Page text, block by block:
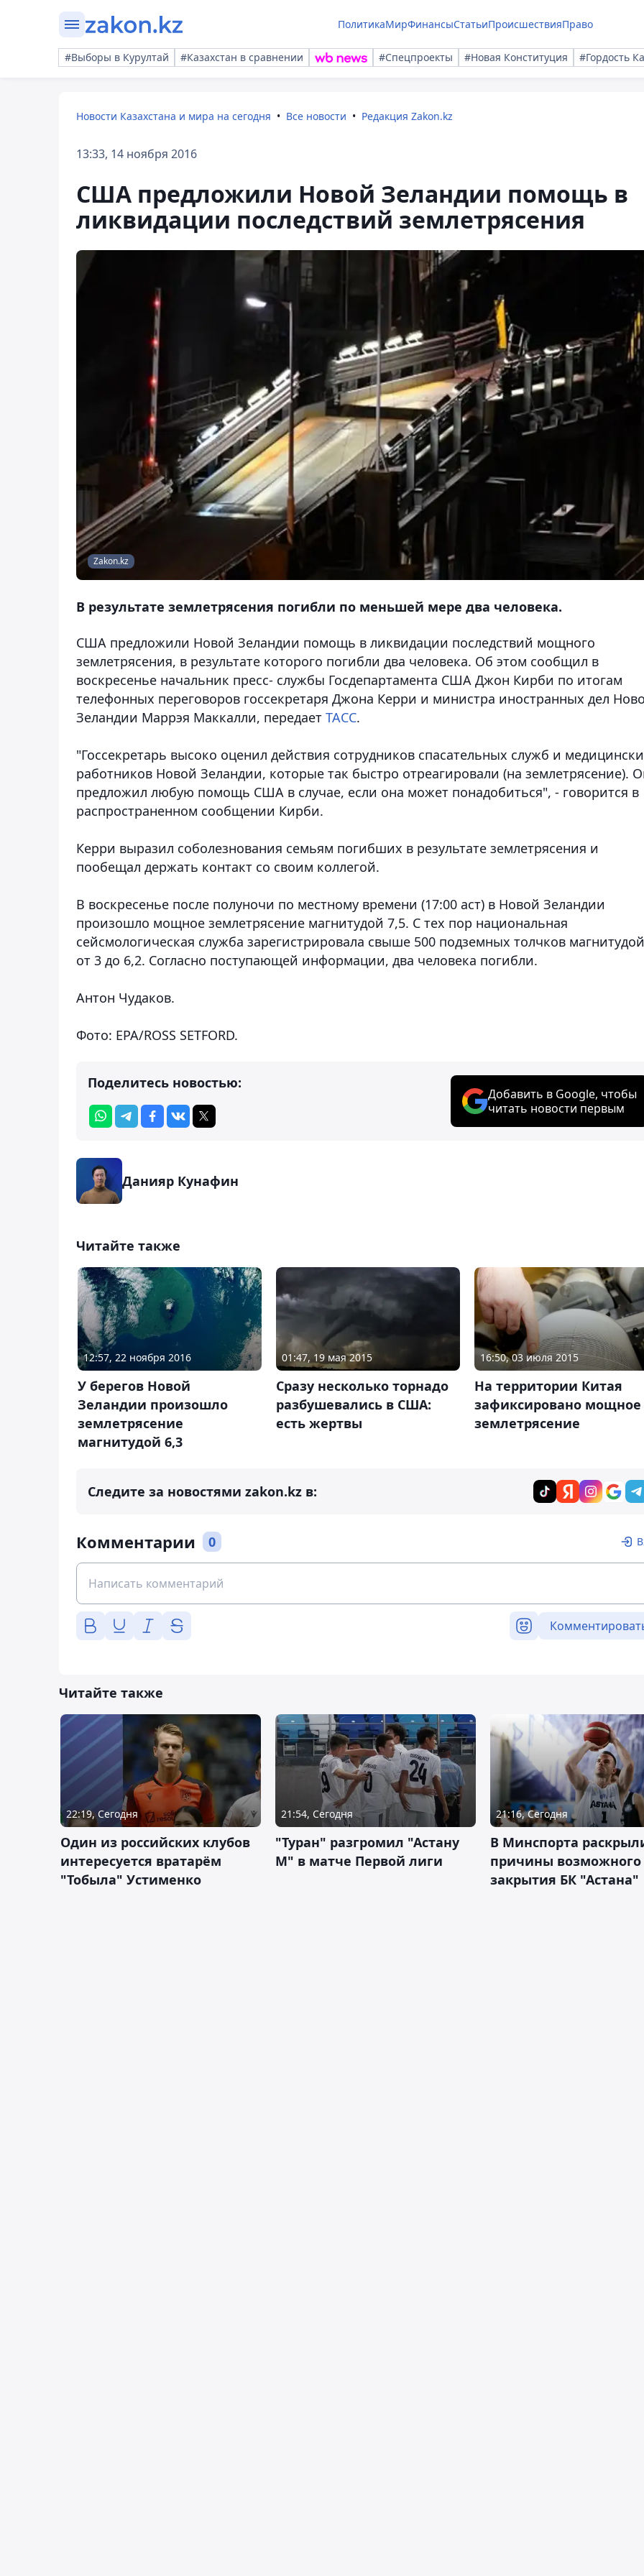
ПолитикаМирФинансыСтатьиПроисшествияПраво
#Выборы в Курултай #Казахстан в сравнении #Спецпроекты #Новая Конституция #Гордость
Новости Казахстана и мира на сегодня Все новости Редакция Zakon.kz
13:33, 14 ноября 2016
США предложили Новой Зеландии помощь в
ликвидации последствий землетрясения
Zakon.kz
В результате землетрясения погибли по меньшей мере два человека.
США предложили Новой Зеландии помощь в ликвидации последствий мощного
землетрясения, в результате которого погибли два человека. Об этом сообщил в
воскресенье начальник пресс- службы Госдепартамента США Джон Кирби по итогам
телефонных переговоров госсекретаря Джона Керри и министра иностранных дел
Зеландии Маррэя Маккалли, передает ТАСС.
"Госсекретарь высоко оценил действия сотрудников спасательных служб и
работников Новой Зеландии, которые так быстро отреагировали (на землетрясение).
предложил любую помощь США в случае, если она может понадобиться", - говорится в
распространенном сообщении Кирби.
Керри выразил соболезнования семьям погибших в результате землетрясения и
пообещал держать контакт со своим коллегой.
В воскресенье после полуночи по местному времени (17:00 аст) в Новой Зеландии
произошло мощное землетрясение магнитудой 7,5. С тех пор национальная
сейсмологическая служба зарегистрировала свыше 500 подземных толчков магнитудой
от 3 до 6,2. Согласно поступающей информации, два человека погибли.
Антон Чудаков.
Фото: EPA/ROSS SETFORD.
Поделитесь новостью:
Добавить в Google, чтобы
читать новости первым
Данияр Кунафин
Читайте также
12:57, 22 ноября 2016
У берегов Новой
Зеландии произошло
землетрясение
магнитудой 6,3
01:47, 19 мая 2015
Сразу несколько торнадо
разбушевались в США:
есть жертвы
16:50, 03 июля 2015
На территории Китая
зафиксировано мощное
землетрясение
Следите за новостями zakon.kz в:
Комментарии 0
Читайте также
22:19, Сегодня
Один из российских клубов
интересуется вратарём
"Тобыла" Устименко
21:54, Сегодня
"Туран" разгромил "Астану
М" в матче Первой лиги
21:16, Сегодня
В Минспорта
причины возможного
закрытия БК "Астана"